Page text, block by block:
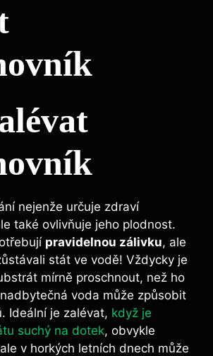
nejenže určuje zdraví
také ovlivňuje jeho plodnost.
pravidelnou zálivku, ale
stát ve vodě! Vždycky je
mírně proschnout, než ho
voda může způsobit
Ideální je zalévat, když je
suchý na dotek, obvykle
v horkých letních dnech může